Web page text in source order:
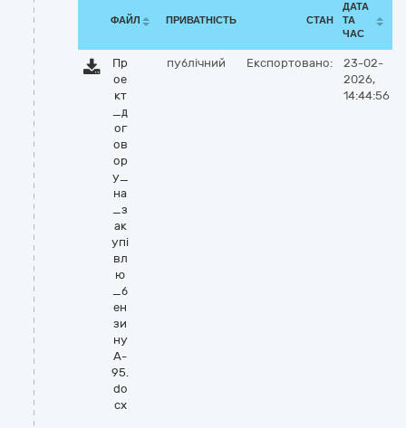
ФАЙЛ ПРИВАТНІСТЬ СТАН
ДАТА
ТА
ЧАС
Пр
ое
кт
_д
ог
ов
ор
у_
на
_з
ак
упі
вл
ю
_б
ен
зи
ну
А-
95.
do
cx
публічний Експортовано:
23-02-
2026,
14:44:56